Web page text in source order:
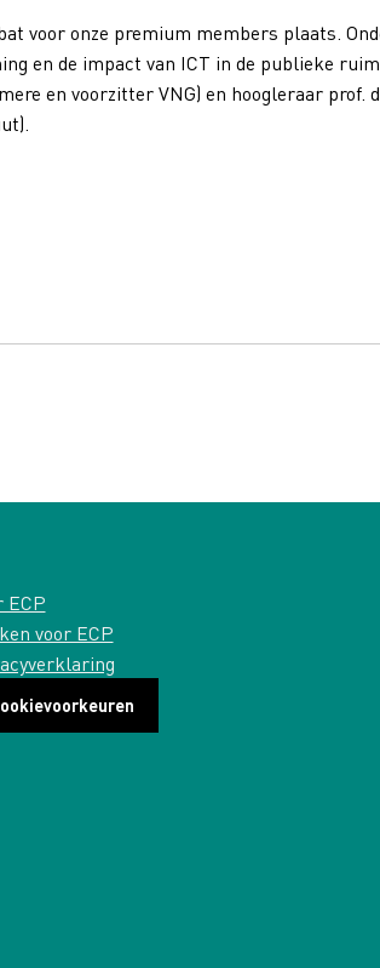
voor onze premium members plaats.
en de impact van ICT in de publieke
en voorzitter VNG) en hoogleraar prof.
ECP
voor ECP